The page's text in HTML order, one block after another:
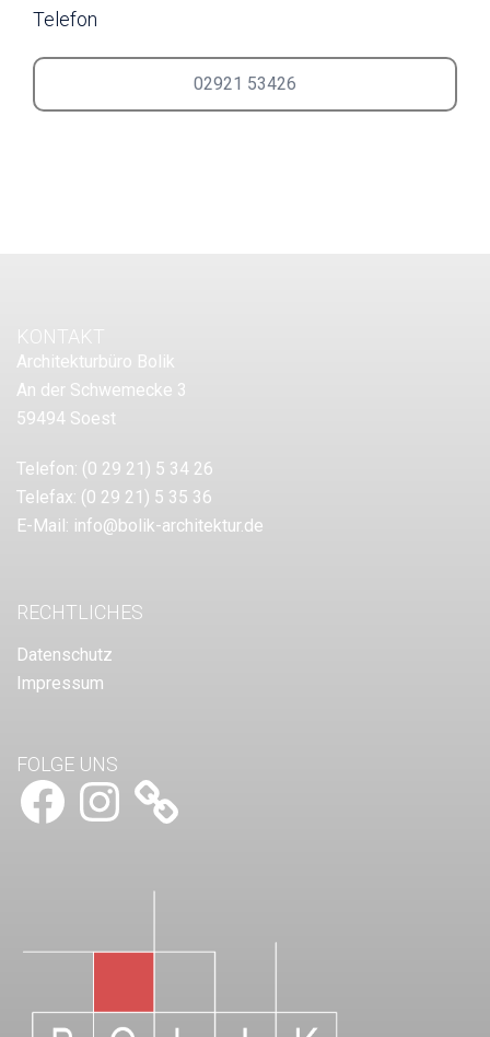
Telefon
02921 53426
KONTAKT
Architekturbüro Bolik
An der Schwemecke 3
59494 Soest
Telefon: (0 29 21) 5 34 26
Telefax: (0 29 21) 5 35 36
E-Mail: info@bolik-architektur.de
RECHTLICHES
Datenschutz
Impressum
FOLGE UNS
FacebookInstagram